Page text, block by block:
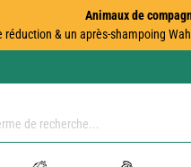
Animaux de
réduction & un après-shampoing